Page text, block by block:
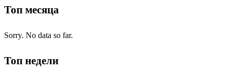
Топ месяца
Sorry. No data so far.
Топ недели